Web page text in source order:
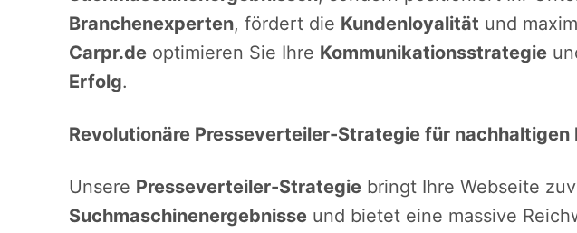
Branchenexperten, fördert die Kundenloyalität und
Carpr.de optimieren Sie Ihre Kommunikationsstrategie
Erfolg.
Revolutionäre Presseverteiler-Strategie für nachhaltigen
Unsere Presseverteiler-Strategie bringt Ihre Webseite
Suchmaschinenergebnisse und bietet eine massive